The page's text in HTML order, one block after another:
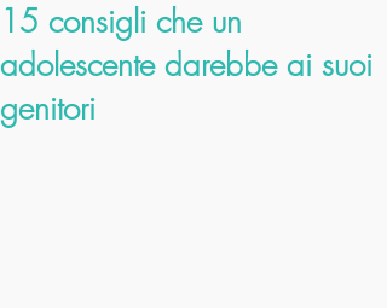
15 consigli che un
adolescente darebbe ai suoi
genitori